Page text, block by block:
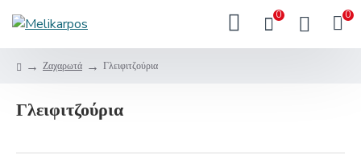
0 0
Ζαχαρωτά Γλειφιτζούρια
Γλειφιτζούρια